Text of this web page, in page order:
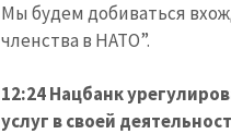
Мы будем добиваться
членства в НАТО”.
12:24 Нацбанк
услуг в своей